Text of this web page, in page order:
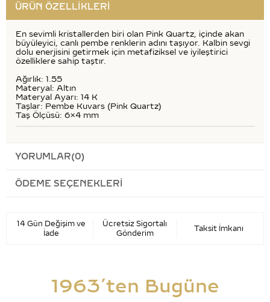
ÜRÜN ÖZELLIKLERI
En sevimli kristallerden biri olan Pink Quartz, içinde akan
büyüleyici, canlı pembe renklerin adını taşıyor. Kalbin sevgi
dolu enerjisini getirmek için metafiziksel ve iyileştirici
özelliklere sahip taştır.
Ağırlık: 1.55
Materyal: Altın
Materyal Ayarı: 14 K
Taşlar: Pembe Kuvars (Pink Quartz)
Taş Ölçüsü: 6x4 mm
YORUMLAR(0)
ÖDEME SEÇENEKLERI
14 Gün Değişim ve
İade
Ücretsiz Sigortalı
Gönderim
Taksit İmkanı
1963’ten Bugüne